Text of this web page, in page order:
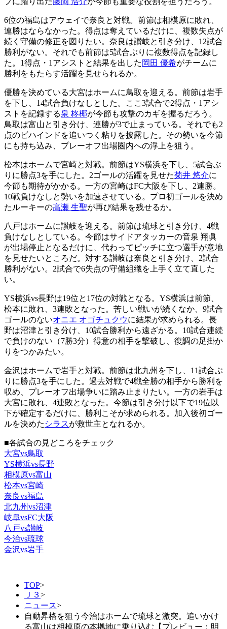
6位の福島はアウェイで奈良と対戦。前節は相模原に敗れ、
連勝はならなかった。得点は奪えているだけに、複数失点が
続く守備の修正を図りたい。奈良は讃岐と引き分け、12試合
勝利がない。それでも前節は5試合ぶりに複数得点を記録し
た。1得点・1アシストと結果を出した 岡田 優希がチームに
勝利をもたらす活躍を見せられるか。
優勝を決めている大宮はホームに鳥取を迎える。前節は岩手
を下し、14試合負けなしとした。ここ3試合で2得点・1アシ
ストを記録する泉 柊椰が今節も攻撃のカギを握るだろう。
鳥取は富山と引き分け、連勝が3で止まっている。それでも2
点のビハインドを追いつく粘りを披露した。その勢いを今節
にも持ち込み、プレーオフ出場圏内への浮上を狙う。
松本はホームで宮崎と対戦。前節はYS横浜を下し、5試合ぶ
りに勝点3を手にした。2ゴールの活躍を見せた菊井 悠介に
今節も期待がかかる。一方の宮崎はFC大阪を下し、2連勝。
10戦負けなしと勢いを加速させている。プロ初ゴールを決め
たルーキーの高瀬 生聖が再び結果を残せるか。
八戸はホームに讃岐を迎える。前節は琉球と引き分け、4戦
負けなしとしている。今節はサイドアタッカーの音泉 翔眞
が出場停止となるだけに、代わってピッチに立つ選手が意地
を見せたいところだ。対する讃岐は奈良と引き分け、2試合
勝利がない。2試合で6失点の守備組織を上手く立て直した
い。
YS横浜vs長野は19位と17位の対戦となる。YS横浜は前節、
松本に敗れ、3連敗となった。苦しい戦いが続くなか、9試合
ゴールのないオニエ オゴチュクウに結果が求められる。長
野は沼津と引き分け、10試合勝利から遠ざかる。10試合連続
で負けのない（7勝3分）得意の相手を撃破し、復調の足掛か
りをつかみたい。
金沢はホームで岩手と対戦。前節は北九州を下し、11試合ぶ
りに勝点3を手にした。過去対戦で4戦全勝の相手から勝利を
収め、プレーオフ出場争いに踏み止まりたい。一方の岩手は
大宮に敗れ、4連敗となった。今節は引き分け以下で19位以
下が確定するだけに、勝利こそが求められる。加入後初ゴー
ルを決めた シラスが救世主となれるか。
■各試合の見どころをチェック
大宮vs鳥取
YS横浜vs長野
相模原vs富山
松本vs宮崎
奈良vs福島
北九州vs沼津
岐阜vsFC大阪
八戸vs讃岐
今治vs琉球
金沢vs岩手
TOP>
Ｊ３>
ニュース>
自動昇格を狙う今治はホームで琉球と激突。追いかけ
る富山は相模原の本拠地に乗り込む【プレビュー：明